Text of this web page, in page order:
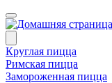
Круглая пицца
Римская пицца
Замороженная пицца